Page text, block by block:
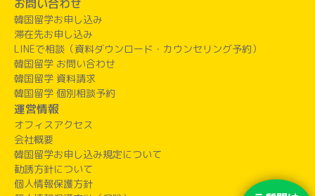
お問い合わせ
韓国留学お申し込み
滞在先お申し込み
LINEで相談（資料ダウンロード・カウンセリング予約）
韓国留学 お問い合わせ
韓国留学 資料請求
韓国留学 個別相談予約
運営情報
オフィスアクセス
会社概要
韓国留学お申し込み規定について
勧誘方針について
個人情報保護方針